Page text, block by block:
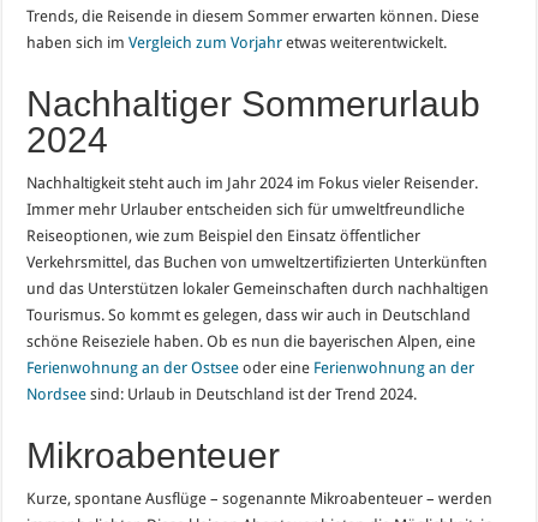
Trends, die Reisende in diesem Sommer erwarten können. Diese
haben sich imVergleich zum Vorjahr etwas weiterentwickelt.
Nachhaltiger Sommerurlaub
2024
Nachhaltigkeit steht auch im Jahr 2024 im Fokus vieler Reisender.
Immer mehr Urlauber entscheiden sich für umweltfreundliche
Reiseoptionen, wie zum Beispiel den Einsatz öffentlicher
Verkehrsmittel, das Buchen von umweltzertifizierten Unterkünften
und das Unterstützen lokaler Gemeinschaften durch nachhaltigen
Tourismus. So kommt es gelegen, dass wir auch in Deutschland
schöne Reiseziele haben. Ob es nun die bayerischen Alpen, eine
Ferienwohnung an der Ostsee oder eine Ferienwohnung an der
Nordsee sind: Urlaub in Deutschland ist der Trend 2024.
Mikroabenteuer
Kurze, spontane Ausflüge – sogenannte Mikroabenteuer – werden